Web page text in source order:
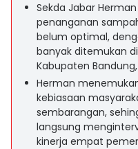
Sekda Jabar
penanganan
belum optimal,
banyak ditemukan
Kabupaten
Herman
kebiasaan
sembarangan,
langsung
kinerja empat